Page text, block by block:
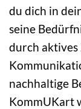
du dich in
seine
durch
nachhaltige
KommUKart